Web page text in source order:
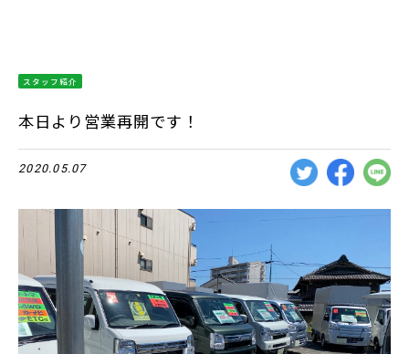
スタッフ紹介
本日より営業再開です！
2020.05.07